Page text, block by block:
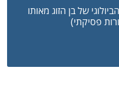
של בן הזוג מאותו
פסיקתי)